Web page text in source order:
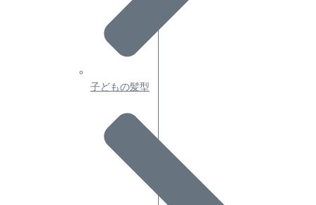
子どもの髪型